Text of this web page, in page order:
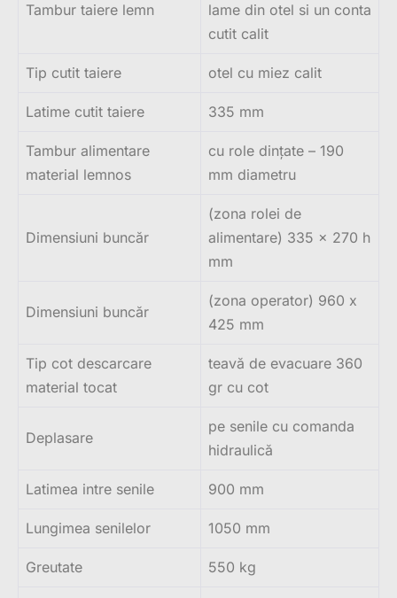
Tambur taiere lemn
lame din otel si un conta
cutit calit
Tip cutit taiere otel cu miez calit
Latime cutit taiere 335 mm
Tambur alimentare
material lemnos
cu role dințate – 190
mm diametru
Dimensiuni buncăr
(zona rolei de
alimentare) 335 x 270 h
mm
Dimensiuni buncăr
(zona operator) 960 x
425 mm
Tip cot descarcare
material tocat
teavă de evacuare 360
gr cu cot
Deplasare
pe senile cu comanda
hidraulică
Latimea intre senile 900 mm
Lungimea senilelor 1050 mm
Greutate 550 kg